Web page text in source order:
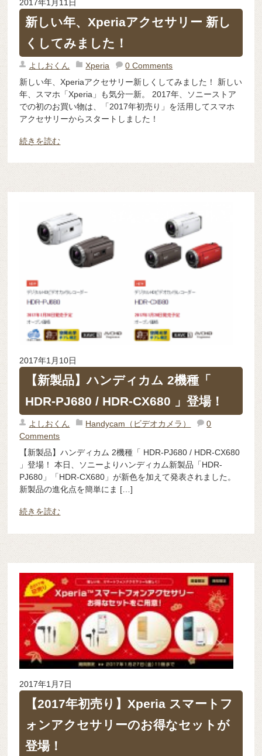
2017年1月11日
新しい年、Xperiaアクセサリー 新し
くしてみました！
よしおくん Xperia
0 Comments
新しい年、Xperiaアクセサリー新しくしてみました！ 新しい
年、スマホ「Xperia」も気分一新。 2017年、ソニーストア
での初のお買い物は、「2017年初売り」を活用してスマホ
アクセサリーからスタートしました！
続きを読む
2017年1月10日
【新製品】ハンディカム 2機種「
HDR-PJ680 / HDR-CX680 」登場！
よしおくん Handycam（ビデオカメラ）
0
Comments
【新製品】ハンディカム 2機種「 HDR-PJ680 / HDR-CX680
」登場！ 本日、ソニーよりハンディカム新製品「HDR-
PJ680」「HDR-CX680」が新色を加えて発表されました。
新製品の進化点を簡単にま […]
続きを読む
2017年1月7日
【2017年初売り】Xperia スマートフ
ォンアクセサリーのお得なセットが
登場！